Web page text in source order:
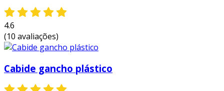
custo-benefício:
plásticos são frequentemente mais
como os de madeira ou metal, permitindo
economia sem comprometer a qualidade.
facilidade de limpeza:
facilmente limpos com um pano úmido,
4.6
(10 avaliações)
Cabide gancho plástico